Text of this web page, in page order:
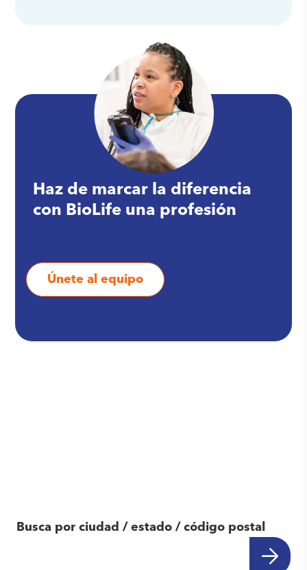
Haz de marcar la diferencia
con BioLife una profesión
Únete al equipo
Busca por ciudad / estado / código postal